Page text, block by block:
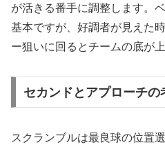
が活きる番手に調整します。
基本ですが、好調者が見えた
ー狙いに回るとチームの底が上
セカンドとアプローチの
スクランブルは最良球の位置